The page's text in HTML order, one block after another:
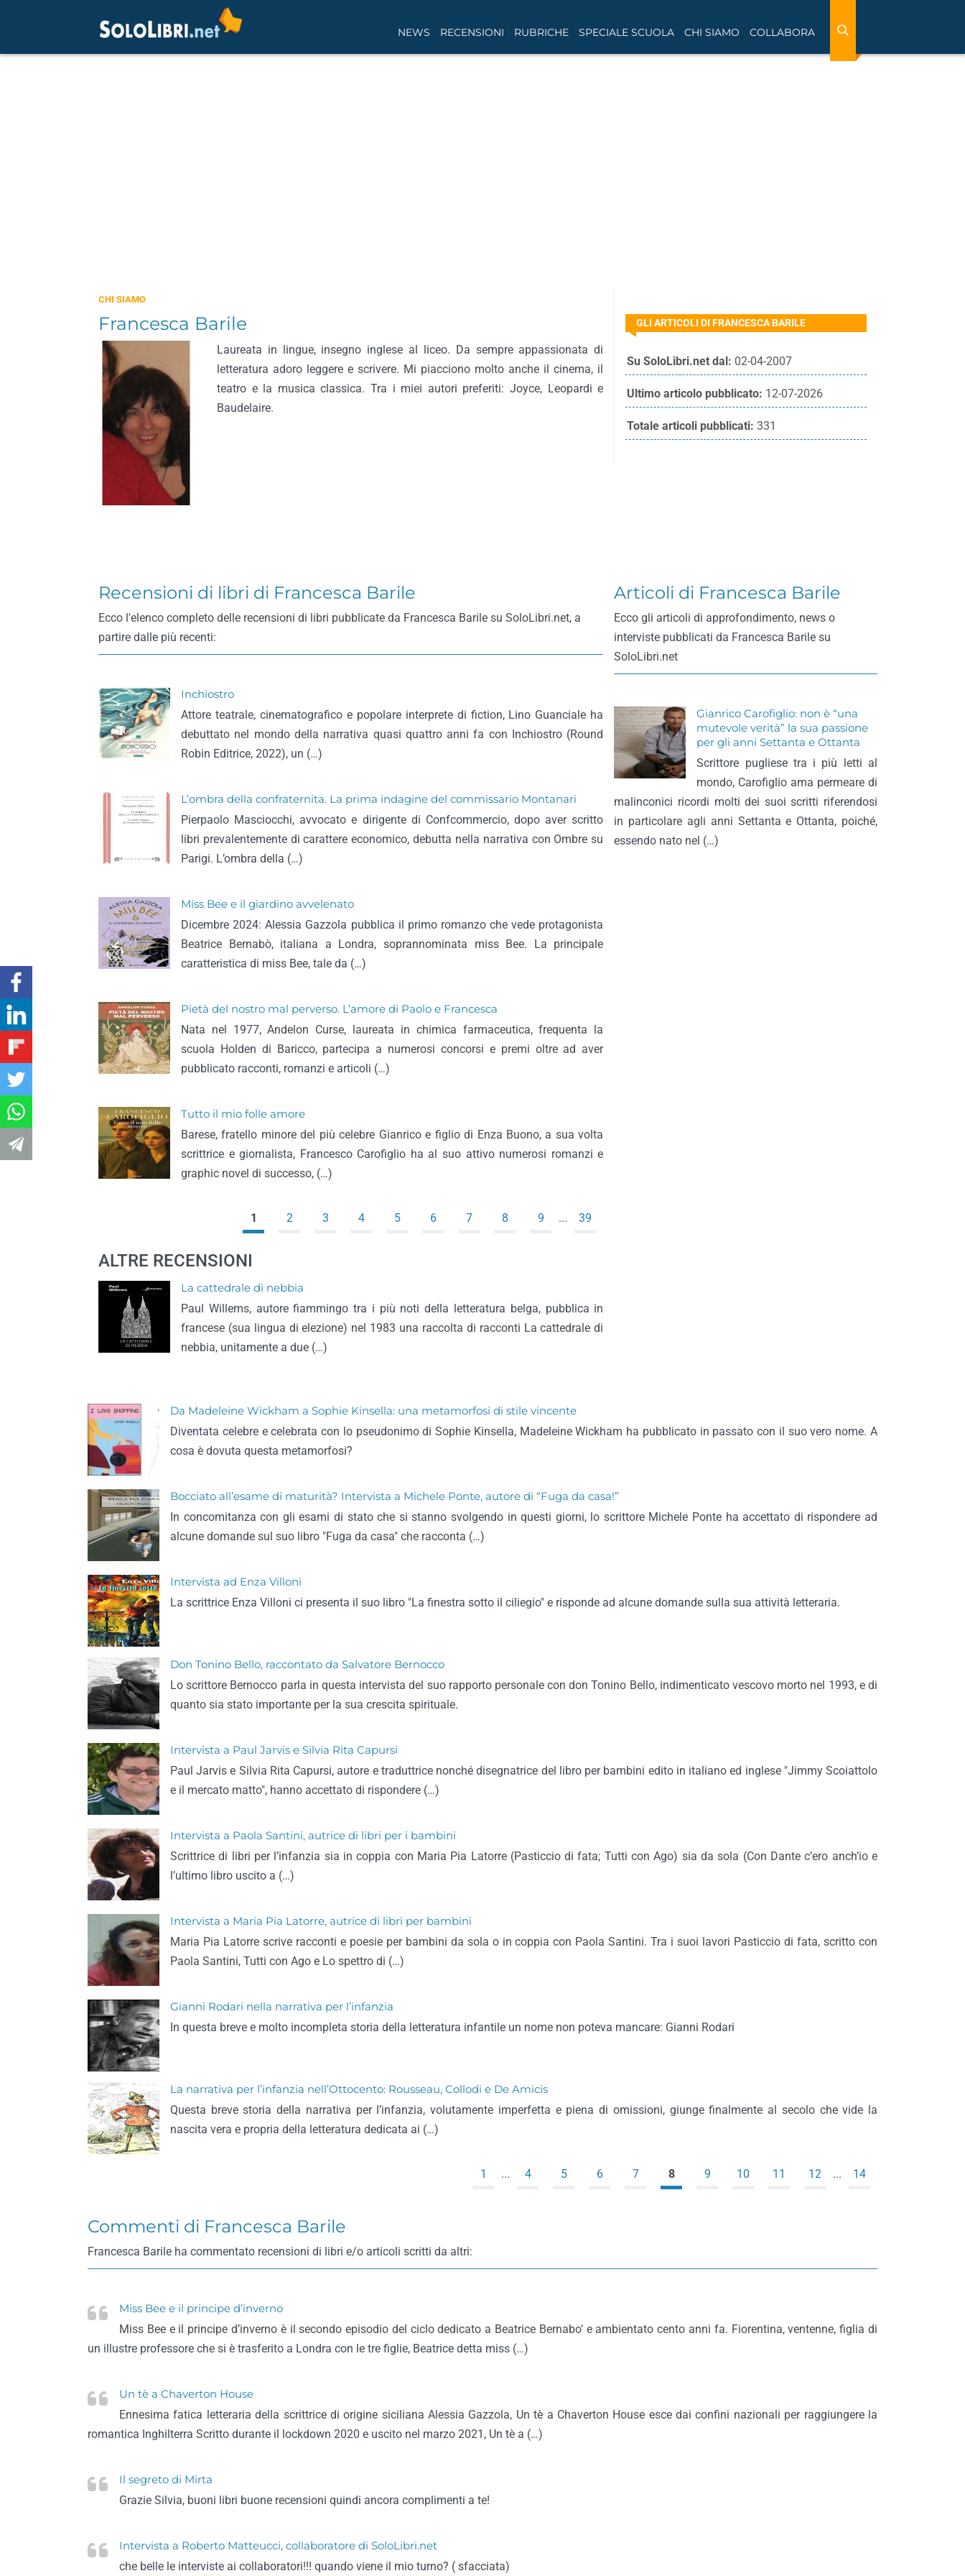
NEWS RECENSIONI RUBRICHE SPECIALE SCUOLA CHI SIAMO COLLABORA
CHI SIAMO
Francesca Barile
Laureata in lingue, insegno inglese al liceo. Da sempre appassionata di
letteratura adoro leggere e scrivere. Mi piacciono molto anche il cinema, il
teatro e la musica classica. Tra i miei autori preferiti: Joyce, Leopardi e
Baudelaire.
GLI ARTICOLI DI FRANCESCA BARILE
Su SoloLibri.net dal: 02-04-2007
Ultimo articolo pubblicato: 12-07-2026
Totale articoli pubblicati: 331
Recensioni di libri di Francesca Barile
Ecco l'elenco completo delle recensioni di libri pubblicate da Francesca Barile su SoloLibri.net, a
partire dalle più recenti:
Inchiostro
Attore teatrale, cinematografico e popolare interprete di fiction, Lino Guanciale ha
debuttato nel mondo della narrativa quasi quattro anni fa con Inchiostro (Round
Robin Editrice, 2022), un (…)
L’ombra della confraternita. La prima indagine del commissario Montanari
Pierpaolo Masciocchi, avvocato e dirigente di Confcommercio, dopo aver scritto
libri prevalentemente di carattere economico, debutta nella narrativa con Ombre su
Parigi. L’ombra della (…)
Miss Bee e il giardino avvelenato
Dicembre 2024: Alessia Gazzola pubblica il primo romanzo che vede protagonista
Beatrice Bernabò, italiana a Londra, soprannominata miss Bee. La principale
caratteristica di miss Bee, tale da (…)
Pietà del nostro mal perverso. L’amore di Paolo e Francesca
Nata nel 1977, Andelon Curse, laureata in chimica farmaceutica, frequenta la
scuola Holden di Baricco, partecipa a numerosi concorsi e premi oltre ad aver
pubblicato racconti, romanzi e articoli (…)
Tutto il mio folle amore
Barese, fratello minore del più celebre Gianrico e figlio di Enza Buono, a sua volta
scrittrice e giornalista, Francesco Carofiglio ha al suo attivo numerosi romanzi e
graphic novel di successo, (…)
1 2 3 4 5 6 7 8 9 ... 39
ALTRE RECENSIONI
La cattedrale di nebbia
Paul Willems, autore fiammingo tra i più noti della letteratura belga, pubblica in
francese (sua lingua di elezione) nel 1983 una raccolta di racconti La cattedrale di
nebbia, unitamente a due (…)
Articoli di Francesca Barile
Ecco gli articoli di approfondimento, news o
interviste pubblicati da Francesca Barile su
SoloLibri.net
Gianrico Carofiglio: non è “una
mutevole verità” la sua passione
per gli anni Settanta e Ottanta
Scrittore pugliese tra i più letti al
mondo, Carofiglio ama permeare di
malinconici ricordi molti dei suoi scritti riferendosi
in particolare agli anni Settanta e Ottanta, poiché,
essendo nato nel (…)
Da Madeleine Wickham a Sophie Kinsella: una metamorfosi di stile vincente
Diventata celebre e celebrata con lo pseudonimo di Sophie Kinsella, Madeleine Wickham ha pubblicato in passato con il suo vero nome. A
cosa è dovuta questa metamorfosi?
Bocciato all’esame di maturità? Intervista a Michele Ponte, autore di “Fuga da casa!”
In concomitanza con gli esami di stato che si stanno svolgendo in questi giorni, lo scrittore Michele Ponte ha accettato di rispondere ad
alcune domande sul suo libro "Fuga da casa" che racconta (…)
Intervista ad Enza Villoni
La scrittrice Enza Villoni ci presenta il suo libro "La finestra sotto il ciliegio" e risponde ad alcune domande sulla sua attività letteraria.
Don Tonino Bello, raccontato da Salvatore Bernocco
Lo scrittore Bernocco parla in questa intervista del suo rapporto personale con don Tonino Bello, indimenticato vescovo morto nel 1993, e di
quanto sia stato importante per la sua crescita spirituale.
Intervista a Paul Jarvis e Silvia Rita Capursi
Paul Jarvis e Silvia Rita Capursi, autore e traduttrice nonché disegnatrice del libro per bambini edito in italiano ed inglese "Jimmy Scoiattolo
e il mercato matto", hanno accettato di rispondere (…)
Intervista a Paola Santini, autrice di libri per i bambini
Scrittrice di libri per l’infanzia sia in coppia con Maria Pia Latorre (Pasticcio di fata; Tutti con Ago) sia da sola (Con Dante c’ero anch’io e
l’ultimo libro uscito a (…)
Intervista a Maria Pia Latorre, autrice di libri per bambini
Maria Pia Latorre scrive racconti e poesie per bambini da sola o in coppia con Paola Santini. Tra i suoi lavori Pasticcio di fata, scritto con
Paola Santini, Tutti con Ago e Lo spettro di (…)
Gianni Rodari nella narrativa per l’infanzia
In questa breve e molto incompleta storia della letteratura infantile un nome non poteva mancare: Gianni Rodari
La narrativa per l’infanzia nell’Ottocento: Rousseau, Collodi e De Amicis
Questa breve storia della narrativa per l’infanzia, volutamente imperfetta e piena di omissioni, giunge finalmente al secolo che vide la
nascita vera e propria della letteratura dedicata ai (…)
1 ... 4 5 6 7 8 9 10 11 12 ... 14
Commenti di Francesca Barile
Francesca Barile ha commentato recensioni di libri e/o articoli scritti da altri:
Miss Bee e il principe d’inverno
Miss Bee e il principe d’inverno è il secondo episodio del ciclo dedicato a Beatrice Bernabo’ e ambientato cento anni fa. Fiorentina, ventenne, figlia di
un illustre professore che si è trasferito a Londra con le tre figlie, Beatrice detta miss (…)
Un tè a Chaverton House
Ennesima fatica letteraria della scrittrice di origine siciliana Alessia Gazzola, Un tè a Chaverton House esce dai confini nazionali per raggiungere la
romantica Inghilterra Scritto durante il lockdown 2020 e uscito nel marzo 2021, Un tè a (…)
Il segreto di Mirta
Grazie Silvia, buoni libri buone recensioni quindi ancora complimenti a te!
Intervista a Roberto Matteucci, collaboratore di SoloLibri.net
che belle le interviste ai collaboratori!!! quando viene il mio turno? ( sfacciata)